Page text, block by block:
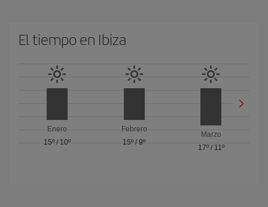
El tiempo en Ibiza
Enero
15º/ 10º
Febrero
15º / 9º
Marzo
17º/ 11º